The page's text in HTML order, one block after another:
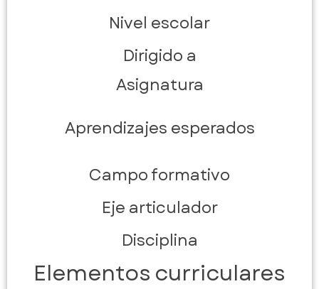
Nivel escolar
Dirigido a
Asignatura
Aprendizajes esperados
Campo formativo
Eje articulador
Disciplina
Elementos curriculares